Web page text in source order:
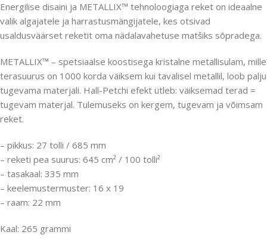
Energilise disaini ja METALLIX™ tehnoloogiaga reket on ideaalne
valik algajatele ja harrastusmängijatele, kes otsivad
usaldusväärset reketit oma nädalavahetuse matšiks sõpradega.
METALLIX™ – spetsiaalse koostisega kristalne metallisulam, mille
terasuurus on 1000 korda väiksem kui tavalisel metallil, loob palju
tugevama materjali. Hall-Petchi efekt ütleb: väiksemad terad =
tugevam materjal. Tulemuseks on kergem, tugevam ja võimsam
reket.
– pikkus: 27 tolli / 685 mm
– reketi pea suurus: 645 cm² / 100 tolli²
– tasakaal: 335 mm
– keelemustermuster: 16 x 19
– raam: 22 mm
Kaal: 265 grammi